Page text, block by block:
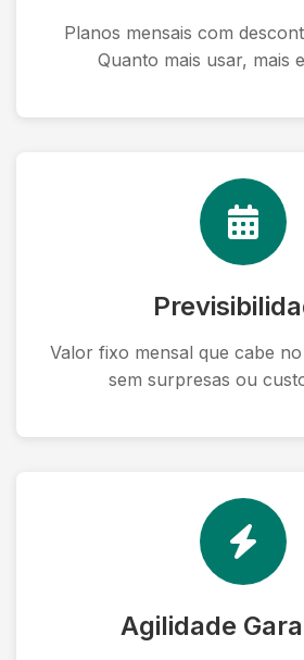
Planos mensais com
Quanto mais usar, mais
Valor fixo mensal que cabe
sem surpresas ou
Agilidade